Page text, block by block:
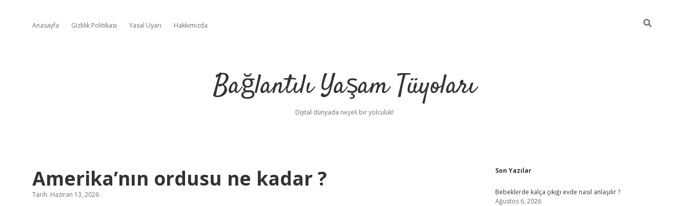
Anasayfa Gizlilik Politikası Yasal Uyarı Hakkımızda
Bağlantılı Yaşam Tüyoları
Dijital dünyada neşeli bir yolculuk!
Amerika’nın ordusu ne kadar ?
Tarih: Haziran 13, 2026
Sidebar
Son Yazılar
Bebeklerde kalça çıkığı evde nasıl anlaşılır ?
Ağustos 6, 2026